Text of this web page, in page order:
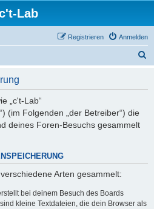
Lab
Anmelden
Registrieren
„c't-Lab“
(im Folgenden „der Betreiber“) die
deines Foren-Besuchs gesammelt
Arten gesammelt:
bei deinem Besuch des Boards
kleine Textdateien, die dein Browser als